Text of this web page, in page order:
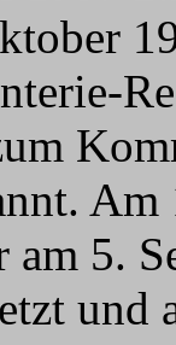
am 5.
und